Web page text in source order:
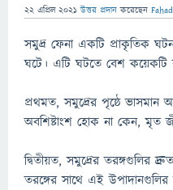
22 এপ্রিল 2021 উত্তর প্রদান করেছেন
সমুদ্র ফেনা একটি প্রাকৃতিক
ঘটে। এটি ঘটতে বেশ কয়েকটি
প্রথমত, সমুদ্রের পৃষ্ঠে ভাসমান
অবশিষ্টাংশ হোক না কেন, মৃত
দ্বিতীয়ত, সমুদ্রের তরঙ্গগুলির
তরঙ্গের সাথে এই উপাদানগুলির